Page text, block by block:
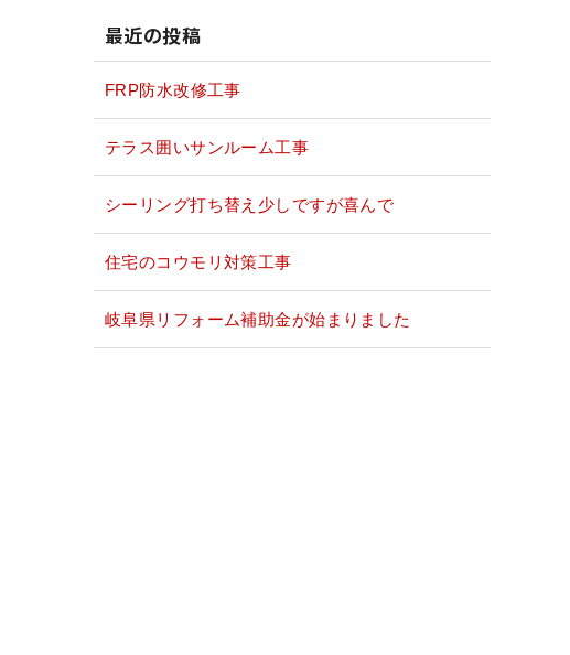
最近の投稿
FRP防水改修工事
テラス囲いサンルーム工事
シーリング打ち替え少しですが喜んで
住宅のコウモリ対策工事
岐阜県リフォーム補助金が始まりました